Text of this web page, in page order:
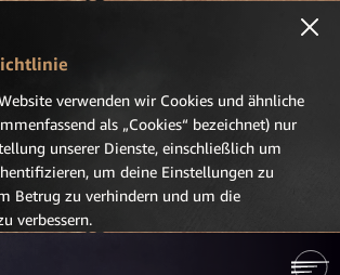
verwenden wir Cookies und ähnliche
als „Cookies“ bezeichnet) nur
unserer Dienste, einschließlich um
um deine Einstellungen zu
Betrug zu verhindern und um die
verbessern.